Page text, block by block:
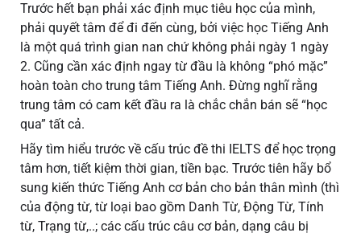
Trước hết bạn phải xác định mục tiêu học của mình,
phải quyết tâm để đi đến cùng, bởi việc học Tiếng Anh
là một quá trình gian nan chứ không phải ngày 1 ngày
2. Cũng cần xác định ngay từ đầu là không “phó mặc”
hoàn toàn cho trung tâm Tiếng Anh. Đừng nghĩ rằng
trung tâm có cam kết đầu ra là chắc chắn bán sẽ “học
qua” tất cả.
Hãy tìm hiểu trước về cấu trúc đề thi IELTS để học trọng
tâm hơn, tiết kiệm thời gian, tiền bạc. Trước tiên hãy bổ
sung kiến thức Tiếng Anh cơ bản cho bản thân mình (thì
của động từ, từ loại bao gồm Danh Từ, Động Từ, Tính
từ, Trạng từ,..; các cấu trúc câu cơ bản, dạng câu bị